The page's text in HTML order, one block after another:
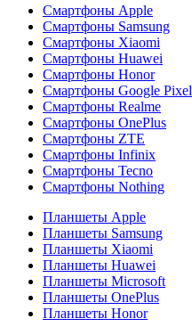
Смартфоны Apple
Смартфоны Samsung
Смартфоны Xiaomi
Смартфоны Huawei
Смартфоны Honor
Смартфоны Google Pixel
Смартфоны Realme
Смартфоны OnePlus
Смартфоны ZTE
Смартфоны Infinix
Смартфоны Tecno
Смартфоны Nothing
Планшеты Apple
Планшеты Samsung
Планшеты Xiaomi
Планшеты Huawei
Планшеты Microsoft
Планшеты OnePlus
Планшеты Honor